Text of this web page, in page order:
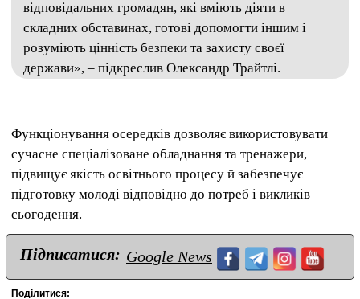
відповідальних громадян, які вміють діяти в
складних обставинах, готові допомогти іншим і
розуміють цінність безпеки та захисту своєї
держави», – підкреслив Олександр Трайтлі.
Функціонування осередків дозволяє використовувати
сучасне спеціалізоване обладнання та тренажери,
підвищує якість освітнього процесу й забезпечує
підготовку молоді відповідно до потреб і викликів
сьогодення.
Підписатися: Google News
Поділитися: